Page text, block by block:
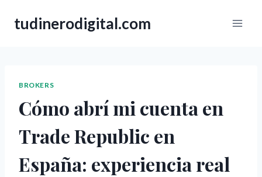
tudinerodigital.com
BROKERS
Cómo abrí mi cuenta en
Trade Republic en
España: experiencia real